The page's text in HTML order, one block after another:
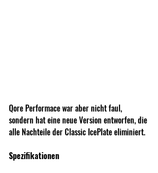
Qore Performace war aber nicht faul,
sondern hat eine neue Version entworfen, die
alle Nachteile der Classic IcePlate eliminiert.
Spezifikationen